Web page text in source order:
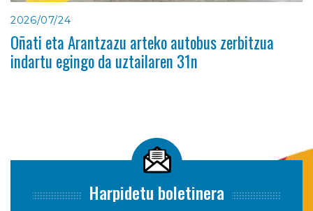
2026/07/24
Oñati eta Arantzazu arteko autobus zerbitzua
indartu egingo da uztailaren 31n
Harpidetu boletinera